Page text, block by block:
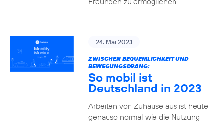
24. Mai 2023
ZWISCHEN BEQUEMLICHKEIT UND
BEWEGUNGSDRANG:
So mobil ist
Deutschland in 2023
Arbeiten von Zuhause aus ist heute
genauso normal wie die Nutzung